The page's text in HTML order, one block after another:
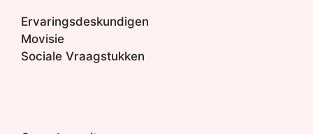
Ervaringsdeskundigen
Movisie
Sociale Vraagstukken